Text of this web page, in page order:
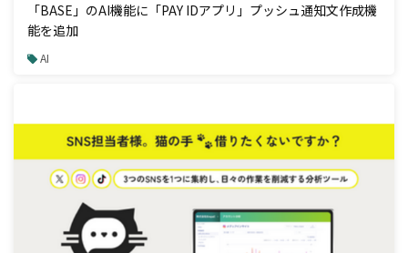
「BASE」のAI機能に「PAY IDアプリ」プッシュ通知文作成機
能を追加
AI